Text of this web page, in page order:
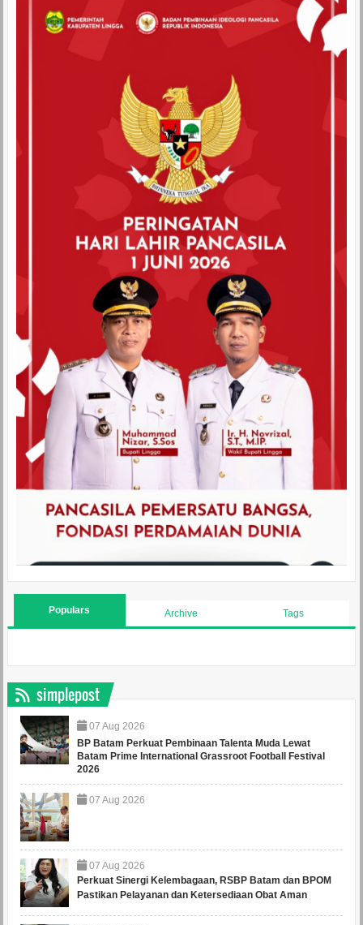
Populars Archive Tags
simplepost
07 Aug 2026
BP Batam Perkuat Pembinaan Talenta Muda Lewat
Batam Prime International Grassroot Football Festival
2026
07 Aug 2026
07 Aug 2026
Perkuat Sinergi Kelembagaan, RSBP Batam dan BPOM
Pastikan Pelayanan dan Ketersediaan Obat Aman